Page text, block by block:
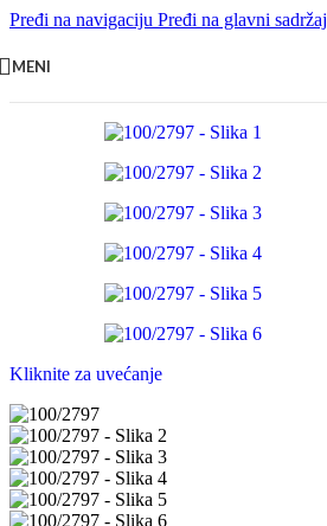
Pređi na navigaciju Pređi na glavni sadržaj
MENI
Kliknite za uvećanje